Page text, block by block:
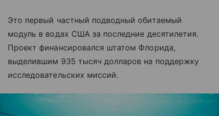
Это первый частный подводный обитаемый
модуль в водах США за последние десятилетия.
Проект финансировался штатом Флорида,
выделившим 935 тысяч долларов на поддержку
исследовательских миссий.